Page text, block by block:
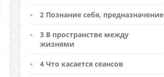
2 Познание себя, предназначение
3 В пространстве между
жизнями
4 Что касается сеансов